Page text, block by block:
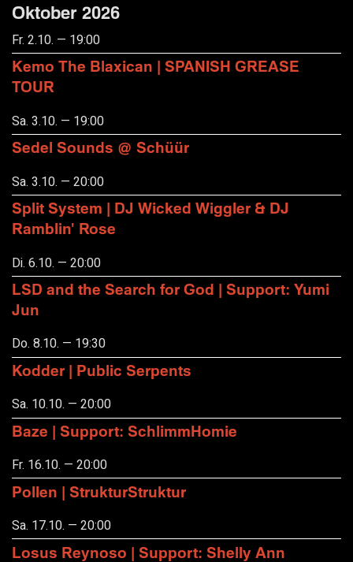
Oktober 2026
Fr. 2.10. — 19:00
Kemo The Blaxican | SPANISH GREASE
TOUR
Sa. 3.10. — 19:00
Sedel Sounds @ Schüür
Sa. 3.10. — 20:00
Split System | DJ Wicked Wiggler & DJ
Ramblin' Rose
Di. 6.10. — 20:00
LSD and the Search for God | Support: Yumi
Jun
Do. 8.10. — 19:30
Kodder | Public Serpents
Sa. 10.10. — 20:00
Baze | Support: SchlimmHomie
Fr. 16.10. — 20:00
Pollen | StrukturStruktur
Sa. 17.10. — 20:00
Losus Reynoso | Support: Shelly Ann